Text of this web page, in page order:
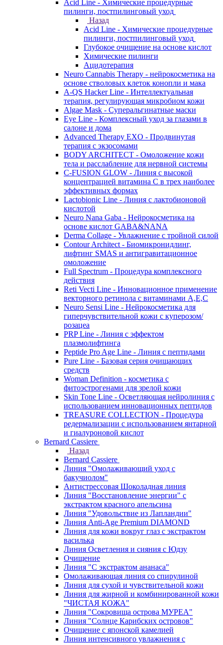
Acid Line - Химические процедурные
пилинги, постпилинговый уход
Назад
Acid Line - Химические процедурные
пилинги, постпилинговый уход
Глубокое очищение на основе кислот
Химические пилинги
Ацидотерапия
Neuro Cannabis Therapy - нейрокосметика на
основе стволовых клеток конопли и мака
A-QS Hacker Line - Интеллектуальная
терапия, регулирующая микробиом кожи
Algae Mask - Суперальгинатные маски
Eye Line - Комплексный уход за глазами в
салоне и дома
Advanced Therapy EXO - Продвинутая
терапия с экзосомами
BODY ARCHITECT - Омоложение кожи
тела и расслабление для нервной системы
C-FUSION GLOW - Линия с высокой
концентрацией витамина C в трех наиболее
эффективных формах
Lactobionic Line - Линия с лактобионовой
кислотой
Neuro Nana Gaba - Нейрокосметика на
основе кислот GABA&NANA
Derma Collage - Увлажнение с тройной силой
Contour Architect - Биомикронидлинг,
лифтинг SMAS и антигравитационное
омоложение
Full Spectrum - Процедура комплексного
действия
Reti Vecti Line - Инновационное применение
векторного ретинола с витаминами A,Е,С
Neuro Sensi Line - Нейрокосметика для
гиперчувствительной кожи с куперозом/
розацеа
PRP Line - Линия с эффектом
плазмолифтинга
Peptide Pro Age Line - Линия с пептидами
Pure Line - Базовая серия очищающих
средств
Woman Definition - косметика с
фитоэстрогенами для зрелой кожи
Skin Tone Line - Осветляющая нейролиния с
использованием инновационных пептидов
TREASURE COLLECTION - Процедура
редермализации с использованием янтарной
и гиалуроновой кислот
Bernard Cassiere
Назад
Bernard Cassiere
Линия "Омолаживающий уход с
бакучиолом"
Антистрессовая Шоколадная линия
Линия "Восстановление энергии" с
экстрактом красного апельсина
Линия "Удовольствие из Лапландии"
Линия Anti-Age Premium DIAMOND
Линия для кожи вокруг глаз с экстрактом
василька
Линия Осветления и сияния с Юдзу
Очищение
Линия "С экстрактом ананаса"
Омолаживающая линия со спирулиной
Линия для сухой и чувствительной кожи
Линия для жирной и комбинированной кожи
"ЧИСТАЯ КОЖА"
Линия "Сокровища острова МУРЕА"
Линия "Солнце Карибских островов"
Очищение с японской камелией
Линия интенсивного увлажнения с